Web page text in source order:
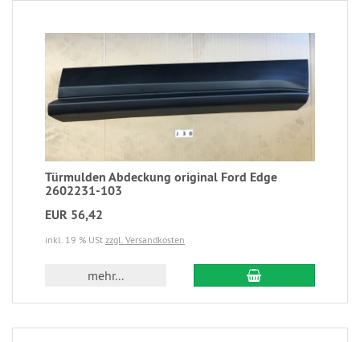
Türmulden Abdeckung original Ford Edge
2602231-103
EUR 56,42
inkl. 19 % USt zzgl. Versandkosten
mehr...